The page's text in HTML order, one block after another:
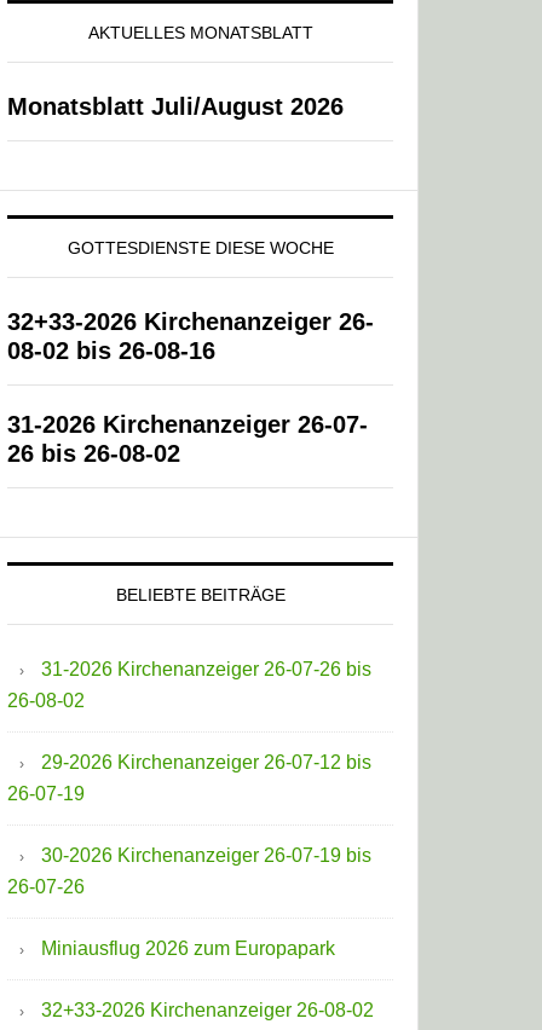
AKTUELLES MONATSBLATT
Monatsblatt Juli/August 2026
GOTTESDIENSTE DIESE WOCHE
32+33-2026 Kirchenanzeiger 26-
08-02 bis 26-08-16
31-2026 Kirchenanzeiger 26-07-
26 bis 26-08-02
BELIEBTE BEITRÄGE
31-2026 Kirchenanzeiger 26-07-26 bis
26-08-02
29-2026 Kirchenanzeiger 26-07-12 bis
26-07-19
30-2026 Kirchenanzeiger 26-07-19 bis
26-07-26
Miniausflug 2026 zum Europapark
32+33-2026 Kirchenanzeiger 26-08-02